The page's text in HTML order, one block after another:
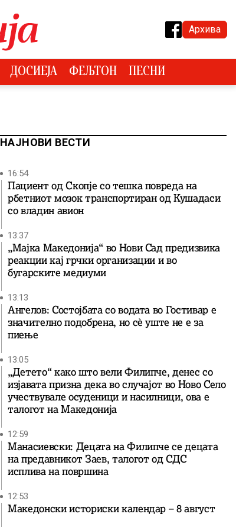
Архива
ДОСИЕЈА ФЕЉТОН ПЕСНИ
НАЈНОВИ ВЕСТИ
16:54
Пациент од Скопје со тешка повреда на
рбетниот мозок транспортиран од Кушадаси
со владин авион
13:37
„Мајка Македонија“ во Нови Сад предизвика
реакции кај грчки организации и во
бугарските медиуми
13:13
Ангелов: Состојбата со водата во Гостивар е
значително подобрена, но сè уште не е за
пиење
13:05
„Детето“ како што вели Филипче, денес со
изјавата призна дека во случајот во Ново Село
учествувале осуденици и насилници, ова е
талогот на Македонија
12:59
Манасиевски: Децата на Филипче се децата
на предавникот Заев, талогот од СДС
исплива на површина
12:53
Македонски историски календар – 8 август